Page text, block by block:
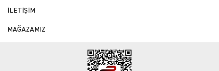
İLETİŞİM
MAĞAZAMIZ